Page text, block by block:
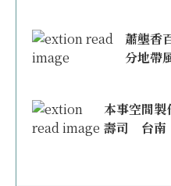
蕭壟香
分地帶
本事空間製
壽司 台南